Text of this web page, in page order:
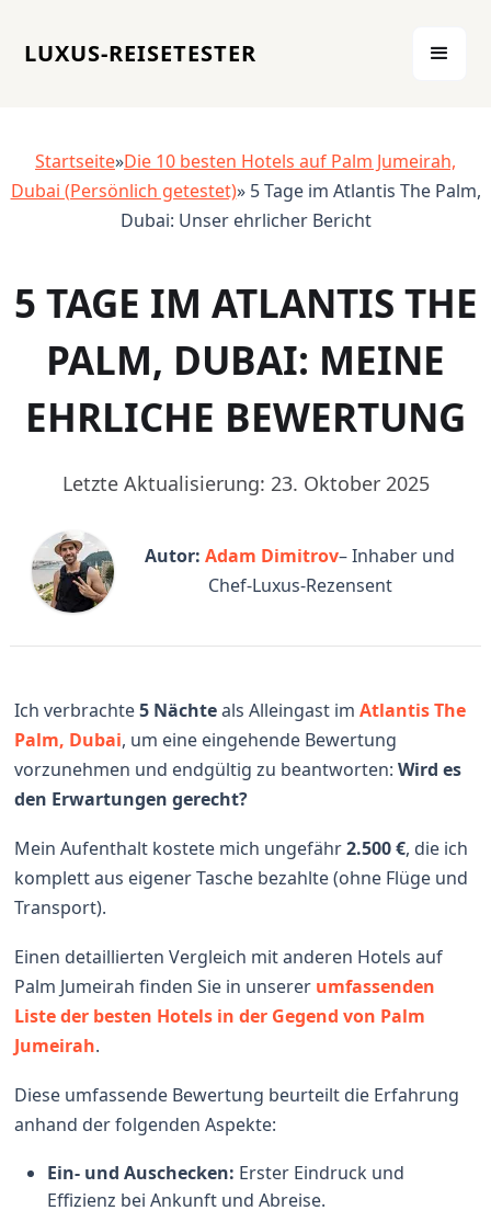
LUXUS-REISETESTER
Startseite»Die 10 besten Hotels auf Palm Jumeirah,
Dubai (Persönlich getestet)» 5 Tage im Atlantis The Palm,
Dubai: Unser ehrlicher Bericht
5 TAGE IM ATLANTIS THE
PALM, DUBAI: MEINE
EHRLICHE BEWERTUNG
Letzte Aktualisierung: 23. Oktober 2025
Autor: Adam Dimitrov– Inhaber und
Chef-Luxus-Rezensent
Ich verbrachte5 Nächteals Alleingast imAtlantis The
Palm, Dubai, um eine eingehende Bewertung
vorzunehmen und endgültig zu beantworten:Wird es
den Erwartungen gerecht?
Mein Aufenthalt kostete mich ungefähr2.500 €, die ich
komplett aus eigener Tasche bezahlte (ohne Flüge und
Transport).
Einen detaillierten Vergleich mit anderen Hotels auf
Palm Jumeirah finden Sie in unserer umfassenden
Liste der besten Hotels in der Gegend von Palm
Jumeirah.
Diese umfassende Bewertung beurteilt die Erfahrung
anhand der folgenden Aspekte:
Ein- und Auschecken: Erster Eindruck und
Effizienz bei Ankunft und Abreise.